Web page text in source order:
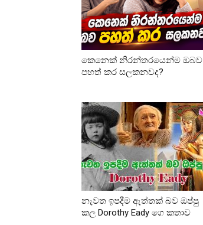
කෙනෙක් නිරන්තරයෙන්ම ඔබව
පහත් කර සලකනවද?
නැවත ඉපදීම ඇත්තක් බව ඔප්පු
කල Dorothy Eady ගෙ කතාව